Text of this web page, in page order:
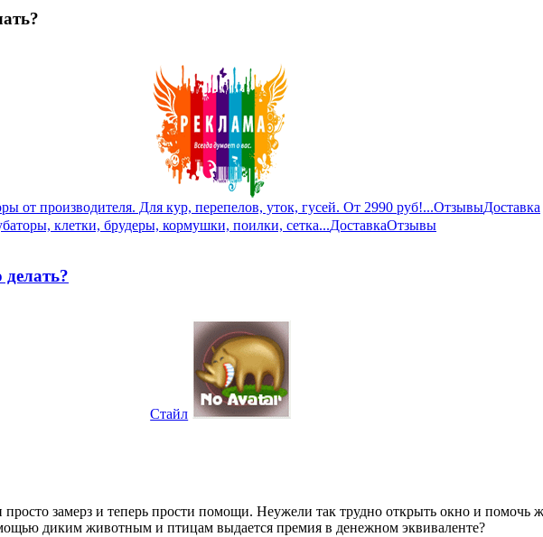
от производителя. Для кур, перепелов, уток, гусей. От 2990 руб!...ОтзывыДоставка
клетки, брудеры, кормушки, поилки, сетка...ДоставкаОтзывы
Стайл
замерз и теперь прости помощи. Неужели так трудно открыть окно и помочь
диким животным и птицам выдается премия в денежном эквиваленте?